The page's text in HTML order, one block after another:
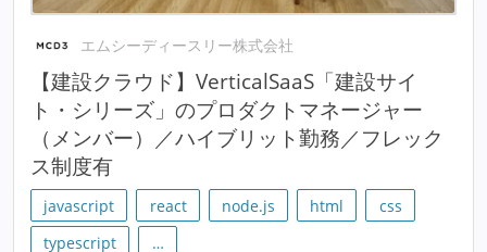
エムシーディースリー株式会社
【建設クラウド】VerticalSaaS「建設サイ
ト・シリーズ」のプロダクトマネージャー
（メンバー）／ハイブリット勤務／フレック
ス制度有
javascript react node.js html
css
typescript
…